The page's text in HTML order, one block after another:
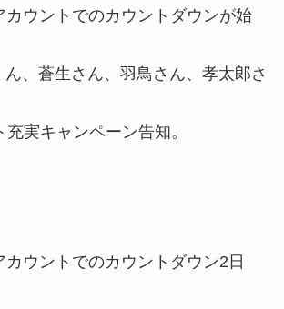
カウントでのカウントダウンが始
、蒼生さん、羽鳥さん、孝太郎さ
充実キャンペーン告知。
カウントでのカウントダウン2日